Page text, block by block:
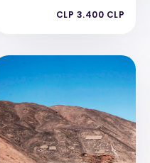
CLP 3.400 CLP